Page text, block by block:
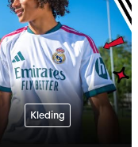
Kleding